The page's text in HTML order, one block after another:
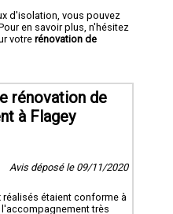
d'isolation, vous pouvez
en savoir plus, n'hésitez
votre rénovation de
rénovation de
à Flagey
Avis déposé le 09/11/2020
réalisés étaient conforme à
très